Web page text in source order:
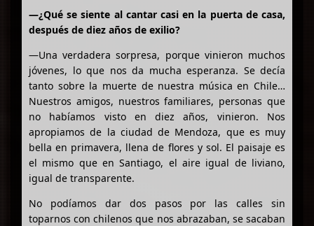
—¿Qué se siente al cantar casi en la puerta de casa,
después de diez años de exilio?
—Una verdadera sorpresa, porque vinieron muchos
jóvenes, lo que nos da mucha esperanza. Se decía
tanto sobre la muerte de nuestra música en Chile…
Nuestros amigos, nuestros familiares, personas que
no habíamos visto en diez años, vinieron. Nos
apropiamos de la ciudad de Mendoza, que es muy
bella en primavera, llena de flores y sol. El paisaje es
el mismo que en Santiago, el aire igual de liviano,
igual de transparente.
No podíamos dar dos pasos por las calles sin
toparnos con chilenos que nos abrazaban, se sacaban